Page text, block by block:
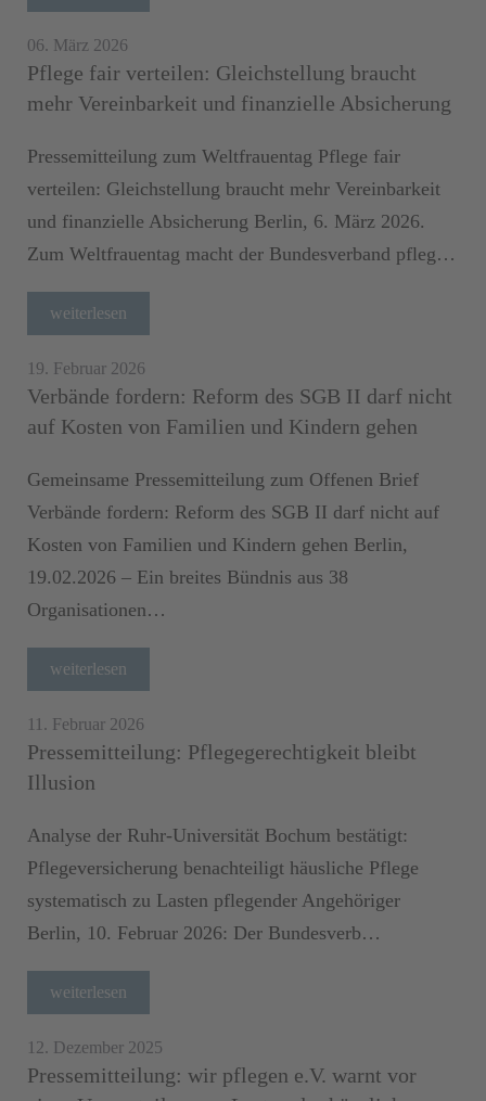
06. März 2026
Pflege fair verteilen: Gleichstellung braucht
mehr Vereinbarkeit und finanzielle Absicherung
Pressemitteilung zum Weltfrauentag Pflege fair
verteilen: Gleichstellung braucht mehr Vereinbarkeit
und finanzielle Absicherung Berlin, 6. März 2026.
Zum Weltfrauentag macht der Bundesverband pfleg…
weiterlesen
19. Februar 2026
Verbände fordern: Reform des SGB II darf nicht
auf Kosten von Familien und Kindern gehen
Gemeinsame Pressemitteilung zum Offenen Brief
Verbände fordern: Reform des SGB II darf nicht auf
Kosten von Familien und Kindern gehen Berlin,
19.02.2026 – Ein breites Bündnis aus 38
Organisationen…
weiterlesen
11. Februar 2026
Pressemitteilung: Pflegegerechtigkeit bleibt
Illusion
Analyse der Ruhr-Universität Bochum bestätigt:
Pflegeversicherung benachteiligt häusliche Pflege
systematisch zu Lasten pflegender Angehöriger
Berlin, 10. Februar 2026: Der Bundesverb…
weiterlesen
12. Dezember 2025
Pressemitteilung: wir pflegen e.V. warnt vor